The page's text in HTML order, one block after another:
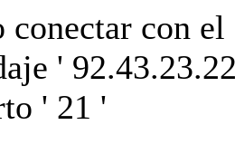
conectar con el
'
' 21 '